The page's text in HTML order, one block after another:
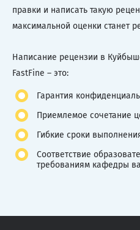
правки и написать такую
максимальной оценки станет
Написание рецензии в
FastFine – это:
Гарантия
Приемлемое сочетание
Гибкие сроки
Соответствие
требованиям кафедры